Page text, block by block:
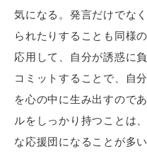
気になる。発言だけでな
られたりすることも同様
応用して、自分が誘惑に
コミットすることで、自
を心の中に生み出すので
ルをしっかり持つことは
な応援団になることが多い